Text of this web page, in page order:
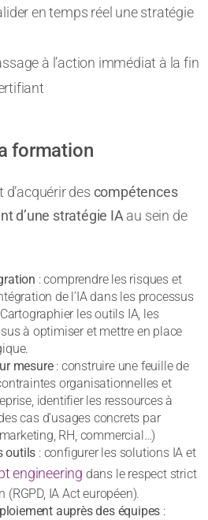
en temps réel une stratégie
à l’action immédiat à la fin
formation
des compétences
d’une stratégie IAau sein de
: comprendre les risques et
de l’IA dans les processus
les outils IA, les
à optimiser et mettre en place
mesure: construire une feuille de
organisationnelles et
identifier les ressources à
cas d’usages concrets par
RH, commercial…)
outils : configurer les solutions IA et
engineering dans le respect strict
IA Act européen).
auprès des équipes :